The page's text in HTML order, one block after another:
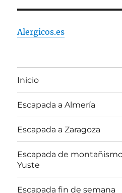
Alergicos.es
Inicio
Escapada a Almería
Escapada a Zaragoza
Escapada de
Yuste
Escapada fin de semana